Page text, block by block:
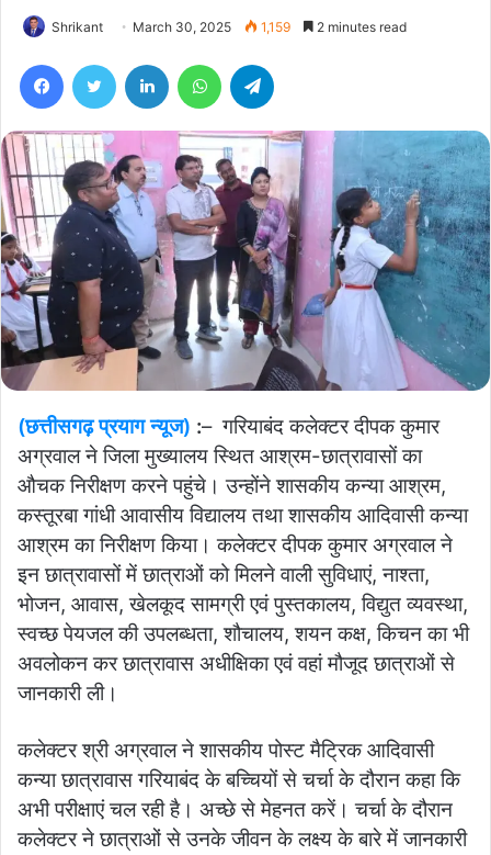
Shrikant March 30, 2025 1,159 2 minutes read
(छत्तीसगढ़ प्रयाग न्यूज) :– गरियाबंद कलेक्टर दीपक कुमार
अग्रवाल ने जिला मुख्यालय स्थित आश्रम-छात्रावासों का
औचक निरीक्षण करने पहुंचे। उन्होंने शासकीय कन्या आश्रम,
कस्तूरबा गांधी आवासीय विद्यालय तथा शासकीय आदिवासी कन्या
आश्रम का निरीक्षण किया। कलेक्टर दीपक कुमार अग्रवाल ने
इन छात्रावासों में छात्राओं को मिलने वाली सुविधाएं, नाश्ता,
भोजन, आवास, खेलकूद सामग्री एवं पुस्तकालय, विद्युत व्यवस्था,
स्वच्छ पेयजल की उपलब्धता, शौचालय, शयन कक्ष, किचन का भी
अवलोकन कर छात्रावास अधीक्षिका एवं वहां मौजूद छात्राओं से
जानकारी ली।
कलेक्टर श्री अग्रवाल ने शासकीय पोस्ट मैट्रिक आदिवासी
कन्या छात्रावास गरियाबंद के बच्चियों से चर्चा के दौरान कहा कि
अभी परीक्षाएं चल रही है। अच्छे से मेहनत करें। चर्चा के दौरान
कलेक्टर ने छात्राओं से उनके जीवन के लक्ष्य के बारे में जानकारी